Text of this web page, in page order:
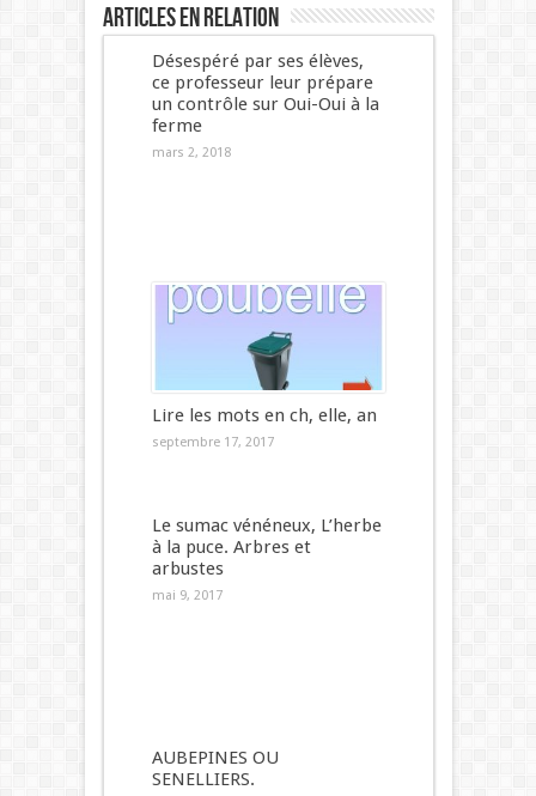
Articles en relation
Désespéré par ses élèves,
ce professeur leur prépare
un contrôle sur Oui-Oui à la
ferme
mars 2, 2018
Lire les mots en ch, elle, an
septembre 17, 2017
Le sumac vénéneux, L’herbe
à la puce. Arbres et
arbustes
mai 9, 2017
AUBEPINES OU
SENELLIERS.